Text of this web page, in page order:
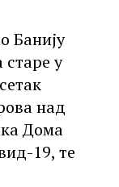
Банију
у
над
Дома
19, те